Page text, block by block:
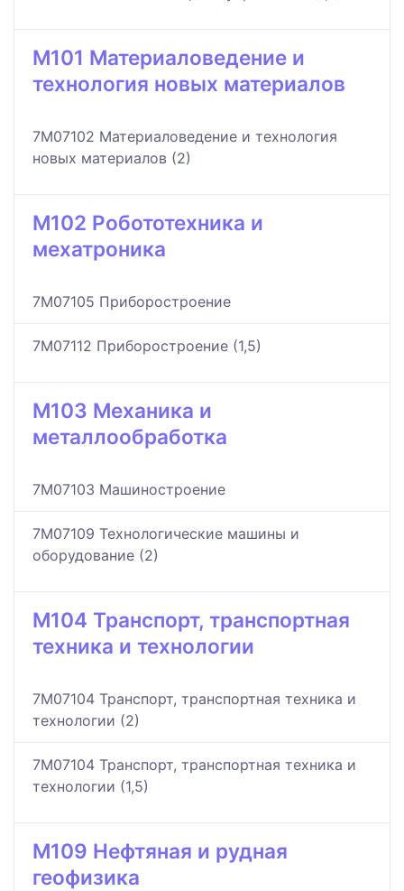
M101 Материаловедение и
технология новых материалов
7M07102 Материаловедение и технология
новых материалов (2)
M102 Робототехника и
мехатроника
7M07105 Приборостроение
7M07112 Приборостроение (1,5)
M103 Механика и
металлообработка
7M07103 Машиностроение
7M07109 Технологические машины и
оборудование (2)
M104 Транспорт, транспортная
техника и технологии
7M07104 Транспорт, транспортная техника и
технологии (2)
7M07104 Транспорт, транспортная техника и
технологии (1,5)
M109 Нефтяная и рудная
геофизика